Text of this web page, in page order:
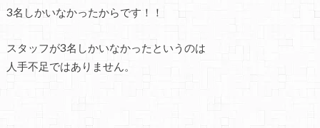
3名しかいなかったからです！！
スタッフが3名しかいなかったというのは
人手不足ではありません。